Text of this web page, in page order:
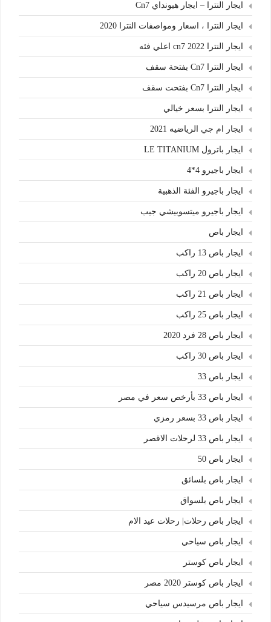
ايجار النترا – ايجار هيونداي Cn7
ايجار النترا ، اسعار ومواصفات النترا 2020
ايجار النترا cn7 2022 اعلي فئه
ايجار النترا Cn7 بفتحة سقف
ايجار النترا Cn7 بفتحت سقف
ايجار النترا بسعر خيالي
ايجار ام جي الرياضيه 2021
ايجار باترول LE TITANIUM
ايجار باجيرو 4*4
ايجار باجيرو الفئة الذهبية
ايجار باجيرو ميتسوبيشي جيب
ايجار باص
ايجار باص 13 راكب
ايجار باص 20 راكب
ايجار باص 21 راكب
ايجار باص 25 راكب
ايجار باص 28 فرد 2020
ايجار باص 30 راكب
ايجار باص 33
ايجار باص 33 بأرخص سعر في مصر
ايجار باص 33 بسعر رمزي
ايجار باص 33 لرحلات الاقصر
ايجار باص 50
ايجار باص بلسائق
ايجار باص بلسواق
ايجار باص رحلات| رحلات عيد الام
ايجار باص سياحي
ايجار باص كوستر
ايجار باص كوستر 2020 مصر
ايجار باص مرسيدس سياحي